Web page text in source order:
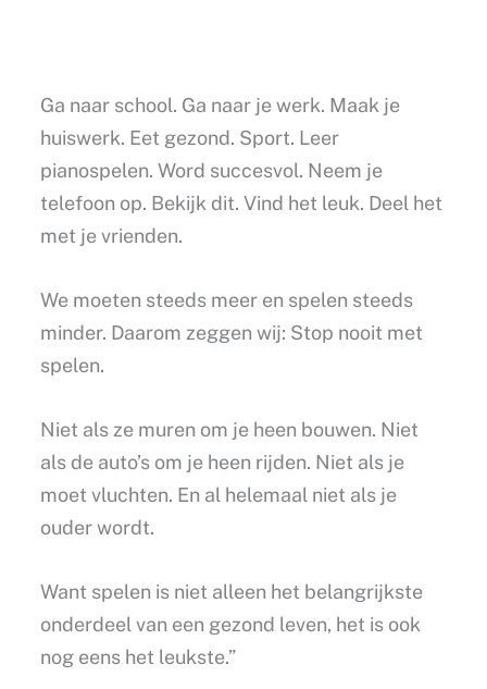
Ga naar school. Ga naar je werk. Maak je
huiswerk. Eet gezond. Sport. Leer
pianospelen. Word succesvol. Neem je
telefoon op. Bekijk dit. Vind het leuk. Deel het
met je vrienden.
We moeten steeds meer en spelen steeds
minder. Daarom zeggen wij: Stop nooit met
spelen.
Niet als ze muren om je heen bouwen. Niet
als de auto’s om je heen rijden. Niet als je
moet vluchten. En al helemaal niet als je
ouder wordt.
Want spelen is niet alleen het belangrijkste
onderdeel van een gezond leven, het is ook
nog eens het leukste.”